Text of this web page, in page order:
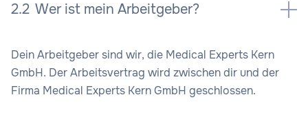
2.2 Wer ist mein Arbeitgeber?
Dein Arbeitgeber sind wir, die Medical Experts Kern
GmbH. Der Arbeitsvertrag wird zwischen dir und der
Firma Medical Experts Kern GmbH geschlossen.